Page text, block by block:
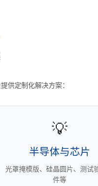
供定制化解决方案：
💡
半导体与芯片
光罩掩模版、硅晶圆片、测试
件等